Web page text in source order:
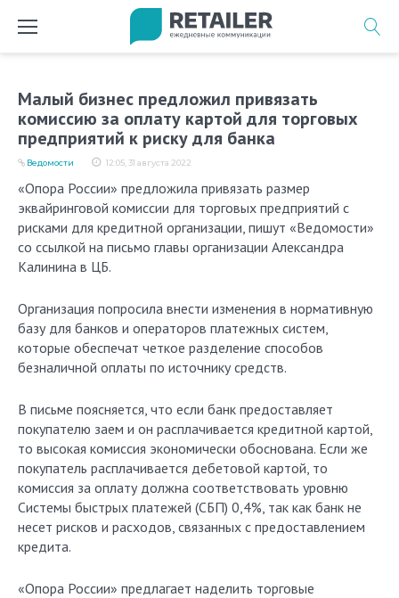
Малый бизнес предложил привязать
комиссию за оплату картой для торговых
предприятий к риску для банка
12:05, 31 августа 2022
Ведомости
«Опора России» предложила привязать размер
эквайринговой комиссии для торговых предприятий с
рисками для кредитной организации, пишут «Ведомости»
со ссылкой на письмо главы организации Александра
Калинина в ЦБ.
Организация попросила внести изменения в нормативную
базу для банков и операторов платежных систем,
которые обеспечат четкое разделение способов
безналичной оплаты по источнику средств.
В письме поясняется, что если банк предоставляет
покупателю заем и он расплачивается кредитной картой,
то высокая комиссия экономически обоснована. Если же
покупатель расплачивается дебетовой картой, то
комиссия за оплату должна соответствовать уровню
Системы быстрых платежей (СБП) 0,4%, так как банк не
несет рисков и расходов, связанных с предоставлением
кредита.
«Опора России» предлагает наделить торговые